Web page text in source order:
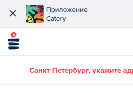
Приложение
Catery
Санкт-Петербург, укажите